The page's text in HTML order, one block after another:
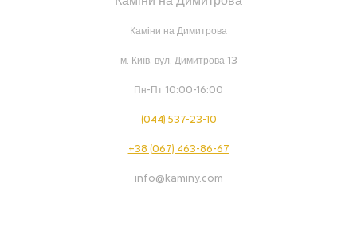
Каміни на Димитрова
м. Київ, вул. Димитрова 13
Пн-Пт 10:00-16:00
(044) 537-23-10
+38 (067) 463-86-67
info@kaminy.com